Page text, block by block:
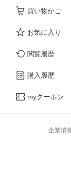
買い物かご
お気に入り
閲覧履歴
購入履歴
myクーポン
企業情